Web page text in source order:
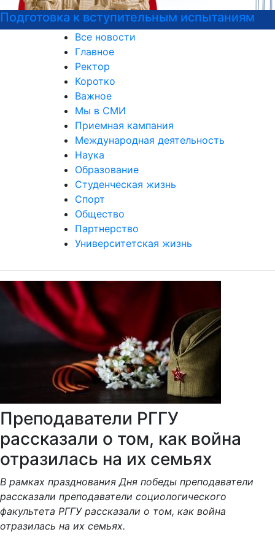
испытаниям Узнайте все о поступлении!
Все новости
Главное
Ректор
Коротко
Важное
Мы в СМИ
Приемная кампания
Международная деятельность
Наука
Образование
Студенческая жизнь
Спорт
Общество
Партнерство
Университетская жизнь
Преподаватели РГГУ
рассказали о том, как война
отразилась на их семьях
В рамках празднования Дня победы преподаватели
рассказали преподаватели социологического
факультета РГГУ рассказали о том, как война
отразилась на их семьях.